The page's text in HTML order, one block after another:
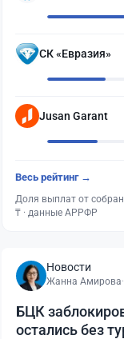
СК «Евразия»
Jusan Garant
Весь рейтинг →
Доля выплат от
₸ · данные АРРФР
Новости
Жанна Амирова·
БЦК
остались без